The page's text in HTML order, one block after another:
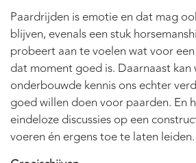
Paardrijden is emotie en dat mag
blijven, evenals een stuk
probeert aan te voelen wat voor
dat moment goed is. Daarnaast
onderbouwde kennis ons echter
goed willen doen voor paarden. En
eindeloze discussies op een
voeren én ergens toe te laten leiden.